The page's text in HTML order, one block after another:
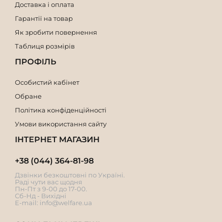
Доставка і оплата
Гарантії на товар
Як зробити повернення
Таблиця розмірів
ПРОФІЛЬ
Особистий кабінет
Обране
Політика конфіденційності
Умови використання сайту
ІНТЕРНЕТ МАГАЗИН
+38 (044) 364-81-98
Дзвінки безкоштовні по Україні.
Раді чути вас щодня
Пн-Пт з 9-00 до 17-00.
Сб-Нд - Вихідні
E-mail: info@welfare.ua